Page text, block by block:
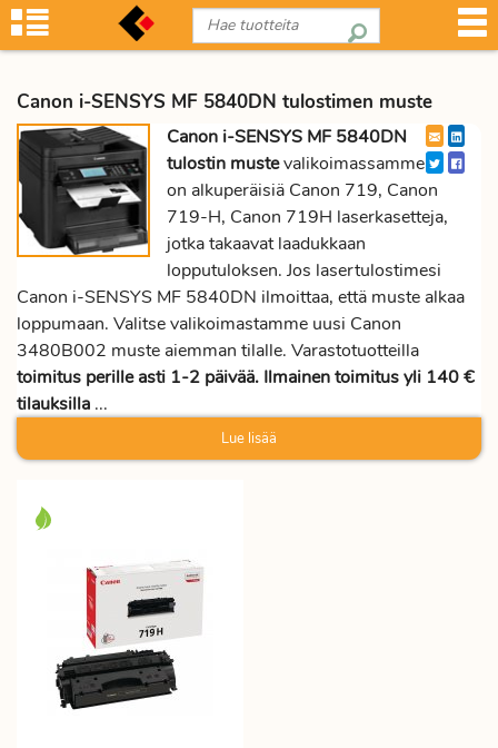
Canon i-SENSYS MF 5840DN tulostimen muste
Canon i-SENSYS MF 5840DN
tulostin mustevalikoimassamme
on alkuperäisiä Canon 719, Canon
719-H, Canon 719H laserkasetteja,
jotka takaavat laadukkaan
lopputuloksen. Jos lasertulostimesi
Canon i-SENSYS MF 5840DN ilmoittaa, että muste alkaa
loppumaan. Valitse valikoimastamme uusi Canon
3480B002 muste aiemman tilalle. Varastotuotteilla
toimitus perille asti 1-2 päivää. Ilmainen toimitus yli 140 €
tilauksilla ...
Lue lisää